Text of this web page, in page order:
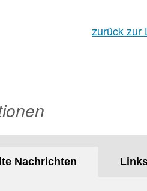
zurück zur
Nachrichten